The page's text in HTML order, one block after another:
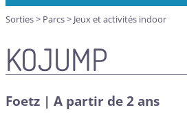
Sorties> Parcs> Jeux et activités indoor
KOJUMP
Foetz | A partir de 2 ans